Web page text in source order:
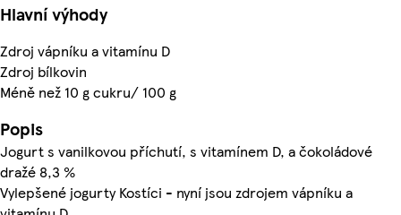
Hlavní výhody
Zdroj vápníku a vitamínu D
Zdroj bílkovin
Méně než 10 g cukru/ 100 g
Popis
Jogurt s vanilkovou příchutí, s vitamínem D, a čokoládové
dražé 8,3 %
Vylepšené jogurty Kostíci - nyní jsou zdrojem vápníku a